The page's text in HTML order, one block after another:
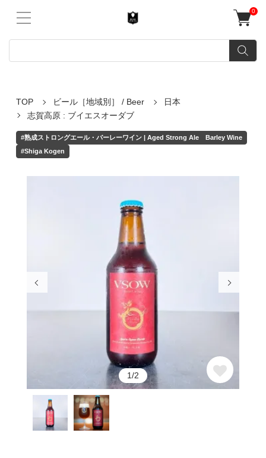
0
TOP ビール［地域別］ / Beer
日本
志賀高原 : ブイエスオーダブ
#熟成ストロングエール・バーレーワイン | Aged Strong Ale Barley Wine
#Shiga Kogen
1/2